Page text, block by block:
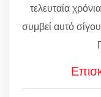
τελευταία
συμβεί αυτό